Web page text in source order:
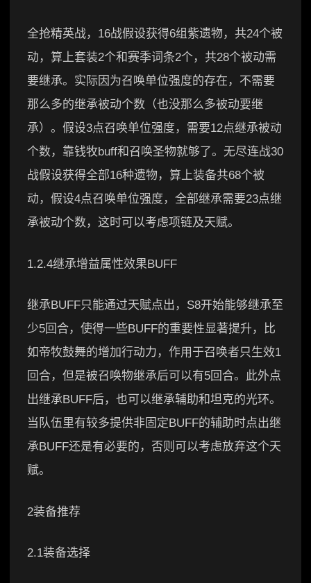
全抢精英战，16战假设获得6组紫遗物，共24个被
动，算上套装2个和赛季词条2个，共28个被动需
要继承。实际因为召唤单位强度的存在，不需要
那么多的继承被动个数（也没那么多被动要继
承）。假设3点召唤单位强度，需要12点继承被动
个数，靠钱牧buff和召唤圣物就够了。无尽连战30
战假设获得全部16种遗物，算上装备共68个被
动，假设4点召唤单位强度，全部继承需要23点继
承被动个数，这时可以考虑项链及天赋。
1.2.4继承增益属性效果BUFF
继承BUFF只能通过天赋点出，S8开始能够继承至
少5回合，使得一些BUFF的重要性显著提升，比
如帝牧鼓舞的增加行动力，作用于召唤者只生效1
回合，但是被召唤物继承后可以有5回合。此外点
出继承BUFF后，也可以继承辅助和坦克的光环。
当队伍里有较多提供非固定BUFF的辅助时点出继
承BUFF还是有必要的，否则可以考虑放弃这个天
赋。
2装备推荐
2.1装备选择